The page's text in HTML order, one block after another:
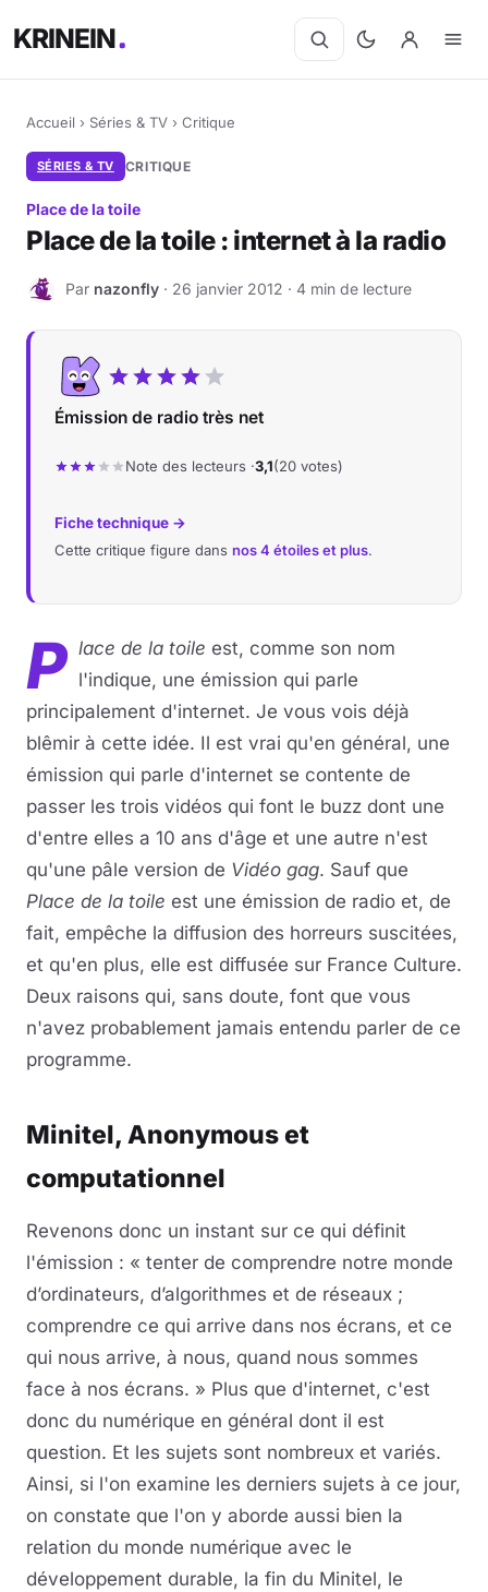
KRINEIN
Accueil › Séries & TV › Critique
SÉRIES & TV CRITIQUE
Place de la toile
Place de la toile : internet à la radio
N Par nazonfly · 26 janvier 2012 · 4 min de lecture
Émission de radio très net
Note des lecteurs ·3,1(20 votes)
Fiche technique →
Cette critique figure dans nos 4 étoiles et plus.
P lace de la toile est, comme son nom
l'indique, une émission qui parle
principalement d'internet. Je vous vois déjà
blêmir à cette idée. Il est vrai qu'en général, une
émission qui parle d'internet se contente de
passer les trois vidéos qui font le buzz dont une
d'entre elles a 10 ans d'âge et une autre n'est
qu'une pâle version de Vidéo gag. Sauf que
Place de la toile est une émission de radio et, de
fait, empêche la diffusion des horreurs suscitées,
et qu'en plus, elle est diffusée sur France Culture.
Deux raisons qui, sans doute, font que vous
n'avez probablement jamais entendu parler de ce
programme.
Minitel, Anonymous et
computationnel
Revenons donc un instant sur ce qui définit
l'émission : « tenter de comprendre notre monde
d’ordinateurs, d’algorithmes et de réseaux ;
comprendre ce qui arrive dans nos écrans, et ce
qui nous arrive, à nous, quand nous sommes
face à nos écrans. » Plus que d'internet, c'est
donc du numérique en général dont il est
question. Et les sujets sont nombreux et variés.
Ainsi, si l'on examine les derniers sujets à ce jour,
on constate que l'on y aborde aussi bien la
relation du monde numérique avec le
développement durable, la fin du Minitel, le